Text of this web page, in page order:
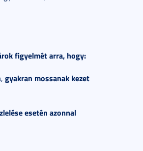
figyelmét arra, hogy:
gyakran mossanak kezet
esetén azonnal